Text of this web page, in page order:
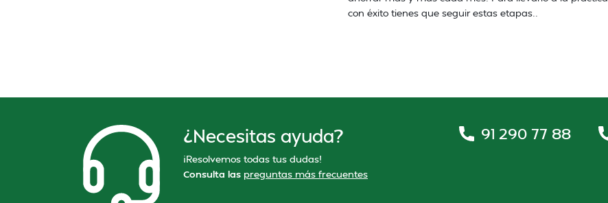
con éxito tienes que seguir estas etapas..
¿Necesitas ayuda?
¡Resolvemos todas tus dudas!
Consulta las preguntas más frecuentes
91 290 77 88